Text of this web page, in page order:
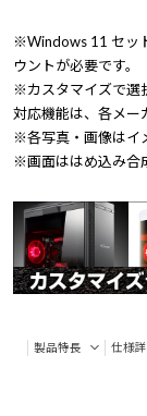
※Windows 11 セッ
ウントが必要です。
※カスタマイズで選
対応機能は、各メー
※各写真・画像はイ
※画面ははめ込み合
製品特長 仕様